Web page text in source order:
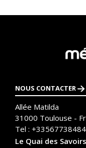
NOUS CONTACTER
Allée Matilda
31000 Toulouse -
Tel : +33567738484
Le Quai des